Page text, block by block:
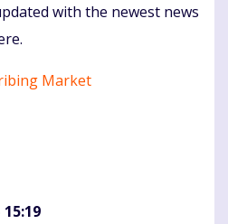
with the newest news
Market
15:19